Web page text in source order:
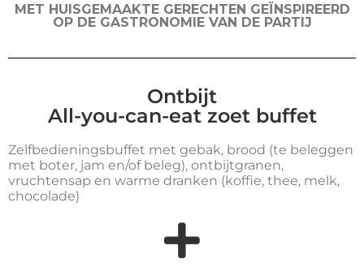
MET HUISGEMAAKTE GERECHTEN GEÏNSPIREERD
OP DE GASTRONOMIE VAN DE PARTIJ
Ontbijt
All-you-can-eat zoet buffet
Zelfbedieningsbuffet met gebak, brood (te beleggen
met boter, jam en/of beleg), ontbijtgranen,
vruchtensap en warme dranken (koffie, thee, melk,
chocolade)